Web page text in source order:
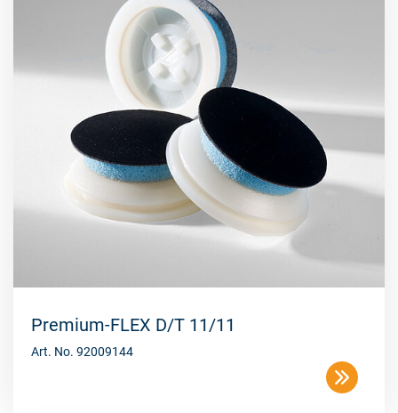
Premium-FLEX D/T 11/11
Art. No. 92009144